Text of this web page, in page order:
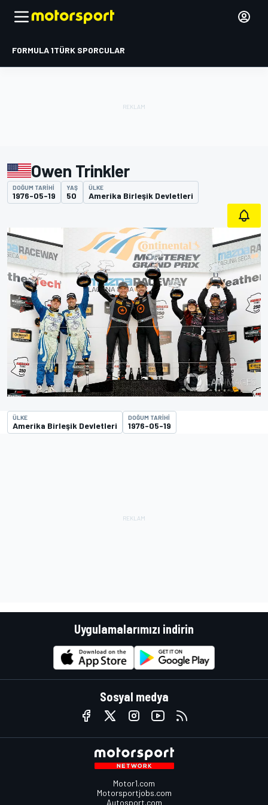
FORMULA 1TÜRK SPORCULAR
Owen Trinkler
DOĞUM TARIHI
1976-05-19
YAŞ
50
ÜLKE
Amerika Birleşik Devletleri
ÜLKE
Amerika Birleşik Devletleri
DOĞUM TARIHI
1976-05-19
Uygulamalarımızı indirin
Sosyal medya
Motor1.com
Motorsportjobs.com
Autosport.com